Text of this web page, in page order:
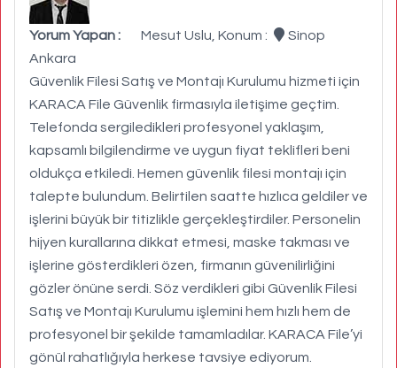
Yorum Yapan : Mesut Uslu, Konum :
Sinop
Ankara
Güvenlik Filesi Satış ve Montajı Kurulumu hizmeti için
KARACA File Güvenlik firmasıyla iletişime geçtim.
Telefonda sergiledikleri profesyonel yaklaşım,
kapsamlı bilgilendirme ve uygun fiyat teklifleri beni
oldukça etkiledi. Hemen güvenlik filesi montajı için
talepte bulundum. Belirtilen saatte hızlıca geldiler ve
işlerini büyük bir titizlikle gerçekleştirdiler. Personelin
hijyen kurallarına dikkat etmesi, maske takması ve
işlerine gösterdikleri özen, firmanın güvenilirliğini
gözler önüne serdi. Söz verdikleri gibi Güvenlik Filesi
Satış ve Montajı Kurulumu işlemini hem hızlı hem de
profesyonel bir şekilde tamamladılar. KARACA File’yi
gönül rahatlığıyla herkese tavsiye ediyorum.